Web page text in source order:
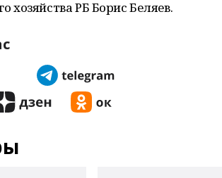
хозяйства РБ Борис Беляев.